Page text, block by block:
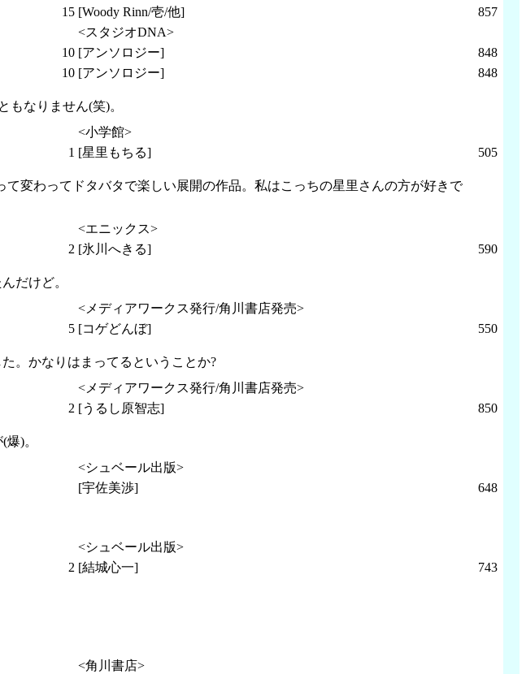
15 [Woody Rinn/壱/他]
857
<スタジオDNA>
10 [アンソロジー]
848
10 [アンソロジー] 848
もなりません(笑)。
<小学館>
1 [星里もちる] 505
変わってドタバタで楽しい展開の作品。私はこっちの星里さんの方が好きで
<エニックス>
2 [氷川へきる] 590
だけど。
<メディアワークス発行/角川書店発売>
5 [コゲどんぼ] 550
。かなりはまってるということか?
<メディアワークス発行/角川書店発売>
2 [うるし原智志] 850
)。
<シュベール出版>
[宇佐美渉] 648
<シュベール出版>
2 [結城心一] 743
<角川書店>